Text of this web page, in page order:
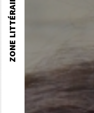
ZONE LITTÉRAIRE